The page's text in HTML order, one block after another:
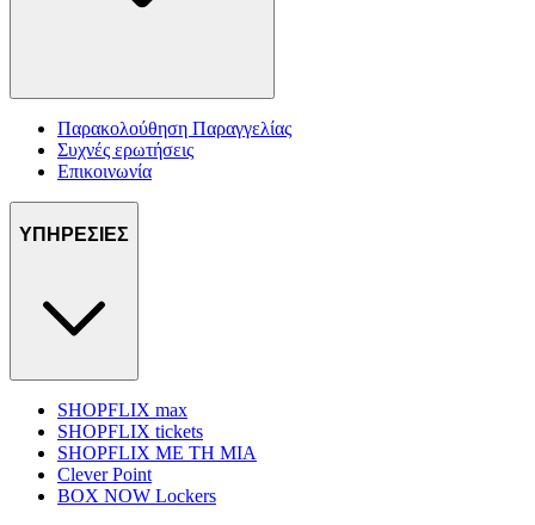
Παρακολούθηση Παραγγελίας
Συχνές ερωτήσεις
Επικοινωνία
ΥΠΗΡΕΣΙΕΣ
SHOPFLIX max
SHOPFLIX tickets
SHOPFLIX ΜΕ ΤΗ ΜΙΑ
Clever Point
BOX NOW Lockers